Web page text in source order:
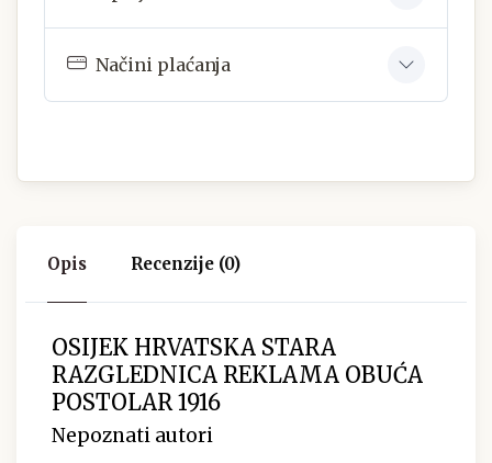
Načini plaćanja
Opis Recenzije (0)
OSIJEK HRVATSKA STARA
RAZGLEDNICA REKLAMA OBUĆA
POSTOLAR 1916
Nepoznati autori